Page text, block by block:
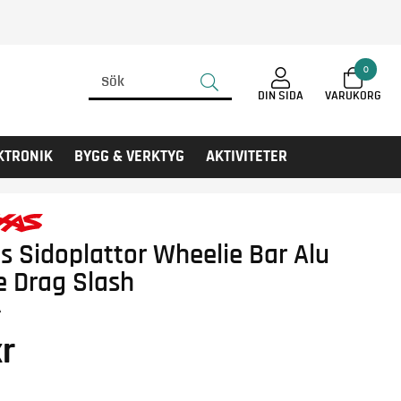
0
DIN SIDA
BYGG & VERKTYG AKTIVITETER
Sidoplattor Wheelie Bar Alu
Drag Slash